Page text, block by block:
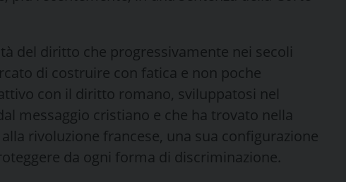
del diritto che progressivamente nei secoli
di costruire con fatica e non poche
con il diritto romano, sviluppatosi nel
messaggio cristiano e che ha trovato nella
rivoluzione francese, una sua configurazione
da ogni forma di discriminazione.